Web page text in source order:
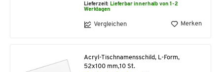
Lieferzeit: Lieferbar innerhalb von 1-2
Werktagen
Vergleichen Merken
Acryl-Tischnamensschild, L-Form,
52x100 mm,10 St.